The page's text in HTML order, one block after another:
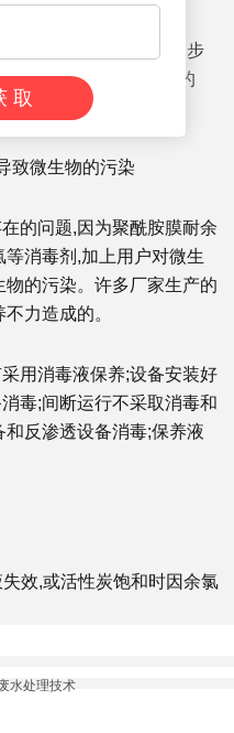
停止投加化学试剂,逐步
洗10min,直至浓缩水的
致微生物的污染
的问题,因为聚酰胺膜耐余
消毒剂,加上用户对微生
的污染。许多厂家生产的
力造成的。
用消毒液保养;设备安装好
毒;间断运行不采取消毒和
反渗透设备消毒;保养液
效,或活性炭饱和时因余氯
水处理技术
取